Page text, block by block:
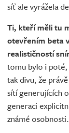
síť ale vyrážela
Ti, kteří měli tu
otevřením beta
realističností
tomu bylo i
tak divu, že
sítí generujících
generaci
známé osobnosti.